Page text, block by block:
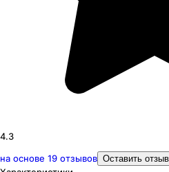
4.3
на основе 19 отзывов Оставить отзыв